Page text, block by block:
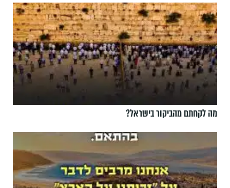
מה לקחתם מהביקור בישראל?